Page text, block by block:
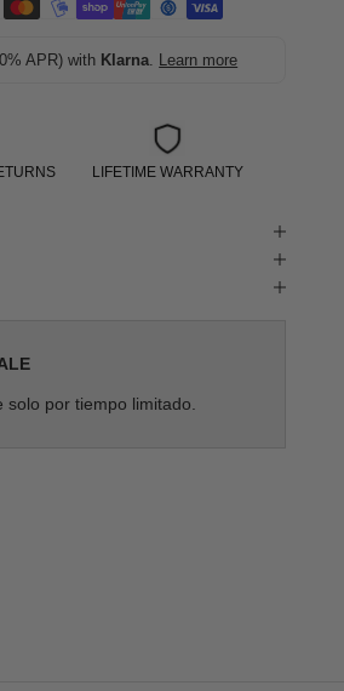
APR) with Klarna. Learn more
LIFETIME WARRANTY
por tiempo limitado.